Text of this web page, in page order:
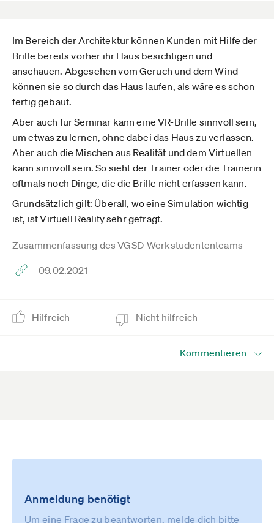
Im Bereich der Architektur können Kunden mit Hilfe der
Brille bereits vorher ihr Haus besichtigen und
anschauen. Abgesehen vom Geruch und dem Wind
können sie so durch das Haus laufen, als wäre es schon
fertig gebaut.
Aber auch für Seminar kann eine VR-Brille sinnvoll sein,
um etwas zu lernen, ohne dabei das Haus zu verlassen.
Aber auch die Mischen aus Realität und dem Virtuellen
kann sinnvoll sein. So sieht der Trainer oder die Trainerin
oftmals noch Dinge, die die Brille nicht erfassen kann.
Grundsätzlich gilt: Überall, wo eine Simulation wichtig
ist, ist Virtuell Reality sehr gefragt.
Zusammenfassung des VGSD-Werkstudententeams
09.02.2021
Hilfreich Nicht hilfreich
Kommentieren
Anmeldung benötigt
Um eine Frage zu beantworten, melde dich bitte